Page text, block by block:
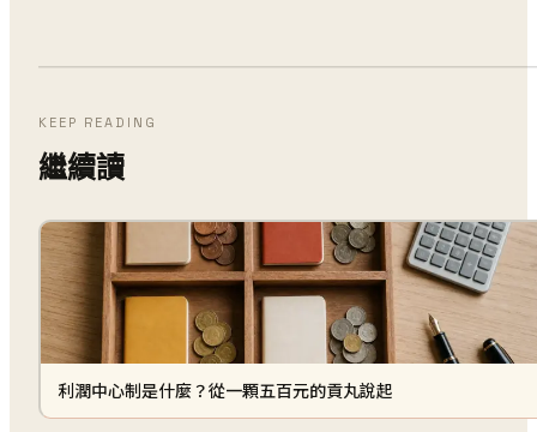
KEEP READING
繼續讀
利潤中心制是什麼？從一顆五百元的貢丸說起